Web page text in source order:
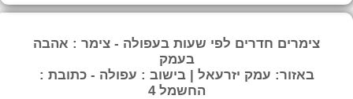
צימרים חדרים לפי שעות בעפולה - צימר : אהבה
בעמק
באזור: עמק יזרעאל | בישוב : עפולה - כתובת :
החשמל 4